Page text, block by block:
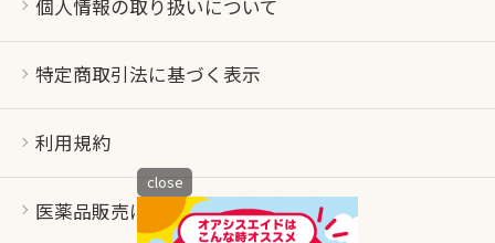
個人情報の取り扱いについて
特定商取引法に基づく表示
利用規約
医薬品販売について
close